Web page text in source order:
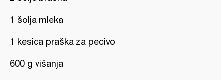
1 šolja mleka
1 kesica praška za pecivo
600 g višanja